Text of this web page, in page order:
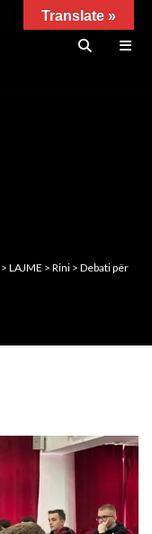
> LAJME > Rini > Debati për
Translate »